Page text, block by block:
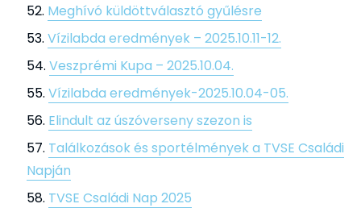
Meghívó küldöttválasztó gyűlésre
Vízilabda eredmények – 2025.10.11-12.
Veszprémi Kupa – 2025.10.04.
Vízilabda eredmények-2025.10.04-05.
Elindult az úszóverseny szezon is
Találkozások és sportélmények a TVSE Családi
Napján
TVSE Családi Nap 2025